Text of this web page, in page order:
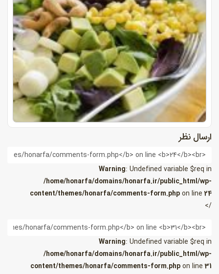
ارسال نظر
Warning: Undefined variable $req in
/home/honarfa/domains/honarfa.ir/public_html/wp-
content/themes/honarfa/comments-form.phpon line24
/>
ایمیل
Warning: Undefined variable $req in
/home/honarfa/domains/honarfa.ir/public_html/wp-
content/themes/honarfa/comments-form.phpon line31